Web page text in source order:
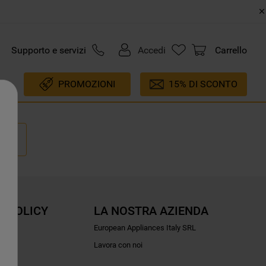
Supporto e servizi Accedi Carrello
PROMOZIONI 15% DI SCONTO
POLICY LA NOSTRA AZIENDA
European Appliances Italy SRL
Lavora con noi